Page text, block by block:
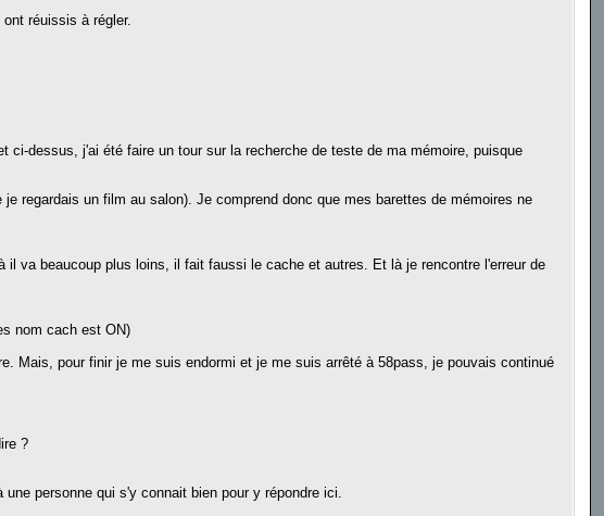
réuissis à régler.
dessus, j'ai été faire un tour sur la recherche de teste de ma mémoire, puisque
regardais un film au salon). Je comprend donc que mes barettes de mémoires ne
va beaucoup plus loins, il fait faussi le cache et autres. Et là je rencontre l'erreur de
nom cach est ON)
Mais, pour finir je me suis endormi et je me suis arrêté à 58pass, je pouvais continué
?
personne qui s'y connait bien pour y répondre ici.